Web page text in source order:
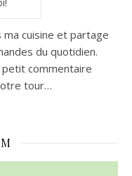
cuisine et partage
du quotidien.
petit commentaire
tour…